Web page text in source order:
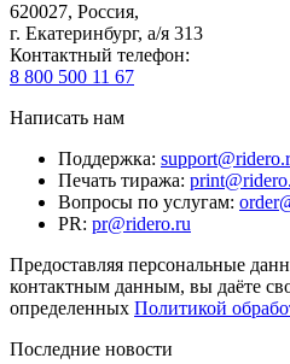
620027, Россия,
г. Екатеринбург, а/я 313
Контактный телефон:
8 800 500 11 67
Написать нам
Поддержка:
Печать тиража:
Вопросы по услугам:
PR: pr@ridero.ru
Предоставляя персональные
контактным данным, вы даёте
определенных Политикой
Последние новости